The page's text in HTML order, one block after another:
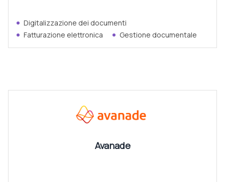
Digitalizzazione dei documenti
Fatturazione elettronica
Gestione documentale
Avanade